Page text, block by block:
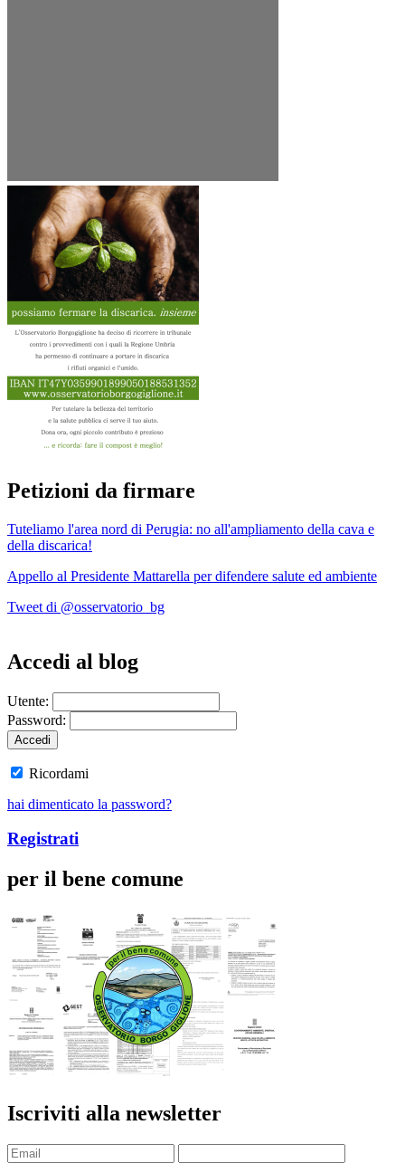
Petizioni da firmare
Tuteliamo l'area nord di Perugia: no all'ampliamento della cava e
della discarica!
Appello al Presidente Mattarella per difendere salute ed ambiente
Tweet di @osservatorio_bg
Accedi al blog
Utente:
Password:
Ricordami
hai dimenticato la password?
Registrati
per il bene comune
Iscriviti alla newsletter